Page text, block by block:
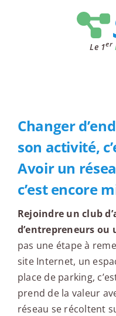
Le 1er
Changer
son activité,
Avoir un
c’est encore
Rejoindre un club
d’entrepreneurs ou
pas une étape à
site Internet, un
place de parking,
prend de la valeur
réseau se récoltent